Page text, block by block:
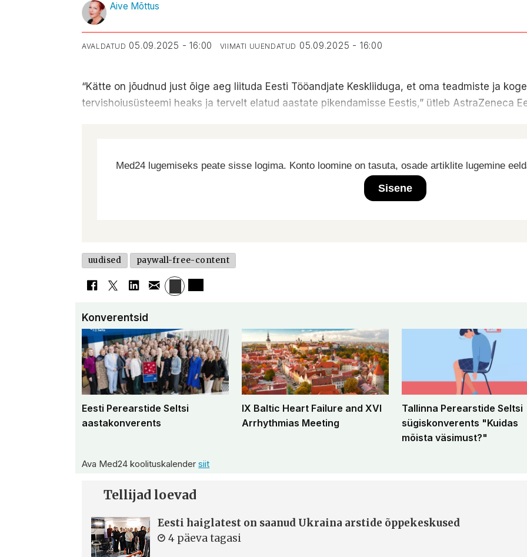
Aive Mõttus
AVALDATUD 05.09.2025 - 16:00 VIIMATI UUENDATUD 05.09.2025 - 16:00
“Kätte on jõudnud just õige aeg liituda Eesti Tööandjate Keskliiduga, et oma teadmiste ja
tervishoiusüsteemi heaks ja tervelt elatud aastate pikendamisse Eestis,” ütleb AstraZeneca
Med24 lugemiseks peate sisse logima. Konto loomine on tasuta, osade artiklite lugemine
Sisene
uudised paywall-free-content
Konverentsid
Eesti Perearstide Seltsi
aastakonverents
IX Baltic Heart Failure and XVI
Arrhythmias Meeting
Tallinna Perearstide Seltsi
sügiskonverents "Kuidas
mõista väsimust?"
Ava Med24 koolituskalendersiit
Tellijad loevad
Eesti haiglatest on saanud Ukraina arstide õppekeskused
4 päeva tagasi